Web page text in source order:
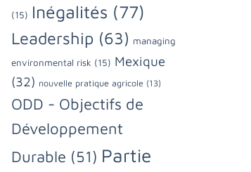
(15) Inégalités (77)
Leadership (63) managing
environmental risk (15) Mexique
(32) nouvelle pratique agricole (13)
ODD - Objectifs de
Développement
Durable (51) Partie